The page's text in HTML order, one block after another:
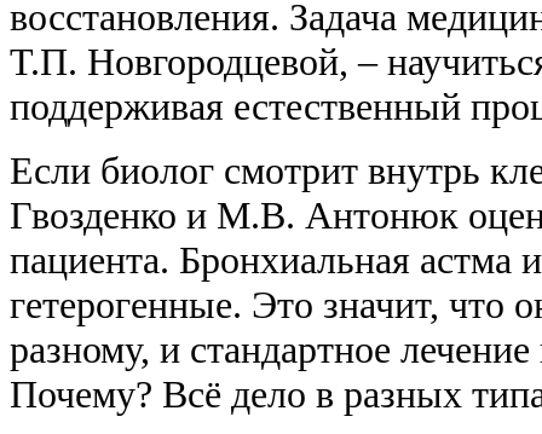
восстановления. Задача
Т.П. Новгородцевой, –
поддерживая естественный
Если биолог смотрит внутрь
Гвозденко и М.В. Антонюк
пациента. Бронхиальная астма
гетерогенные. Это значит, что
разному, и стандартное
Почему? Всё дело в разных